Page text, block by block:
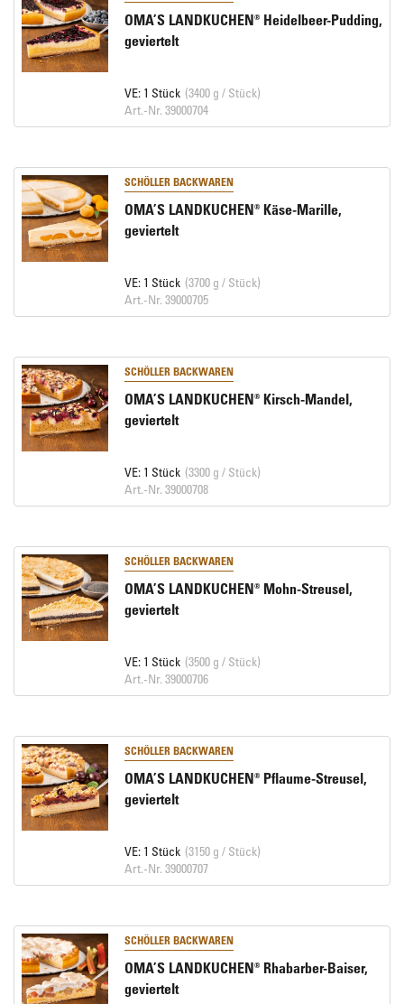
OMA’S LANDKUCHEN® Heidelbeer-Pudding,
geviertelt
VE: 1 Stück (3400 g / Stück)
Art.-Nr. 39000704
SCHÖLLER BACKWAREN
OMA’S LANDKUCHEN® Käse-Marille,
geviertelt
VE: 1 Stück (3700 g / Stück)
Art.-Nr. 39000705
SCHÖLLER BACKWAREN
OMA’S LANDKUCHEN® Kirsch-Mandel,
geviertelt
VE: 1 Stück (3300 g / Stück)
Art.-Nr. 39000708
SCHÖLLER BACKWAREN
OMA’S LANDKUCHEN® Mohn-Streusel,
geviertelt
VE: 1 Stück (3500 g / Stück)
Art.-Nr. 39000706
SCHÖLLER BACKWAREN
OMA’S LANDKUCHEN® Pflaume-Streusel,
geviertelt
VE: 1 Stück (3150 g / Stück)
Art.-Nr. 39000707
SCHÖLLER BACKWAREN
OMA’S LANDKUCHEN® Rhabarber-Baiser,
geviertelt